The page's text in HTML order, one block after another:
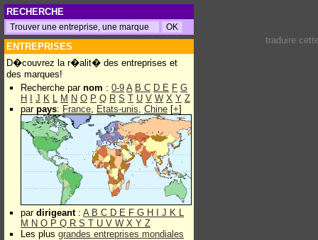
RECHERCHE
ENTREPRISES
D�couvrez la r�alit� des entreprises et
des marques!
Recherche par nom : 0-9 A B C D E F G
H
J K L M N O P Q R S T U V W X Y Z
par pays: France, Etats-unis, Chine [+]
par dirigeant: A B C D E F G H J K L
M N O P Q R S T U V W X Y Z
Les plus grandes entreprises mondiales
traduire